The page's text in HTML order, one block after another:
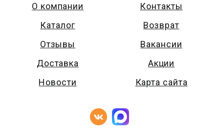
О компании
Каталог
Отзывы
Доставка
Новости
Контакты
Возврат
Вакансии
Акции
Карта сайта